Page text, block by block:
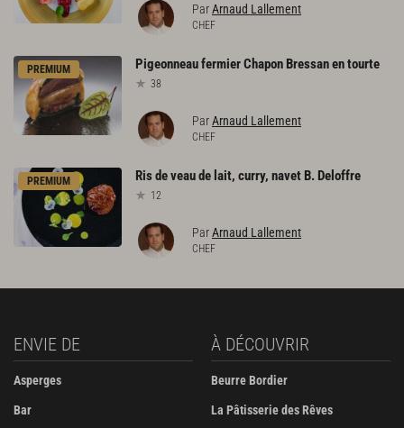
ParArnaud Lallement
CHEF
PREMIUM PigeonneaufermierChapon Bressanentourte
38
ParArnaud Lallement
CHEF
PREMIUM Risdeveaude lait, curry, navet B. Deloffre
12
ParArnaud Lallement
CHEF
ENVIE DE
Asperges
Bar
À DÉCOUVRIR
Beurre Bordier
La Pâtisserie des Rêves